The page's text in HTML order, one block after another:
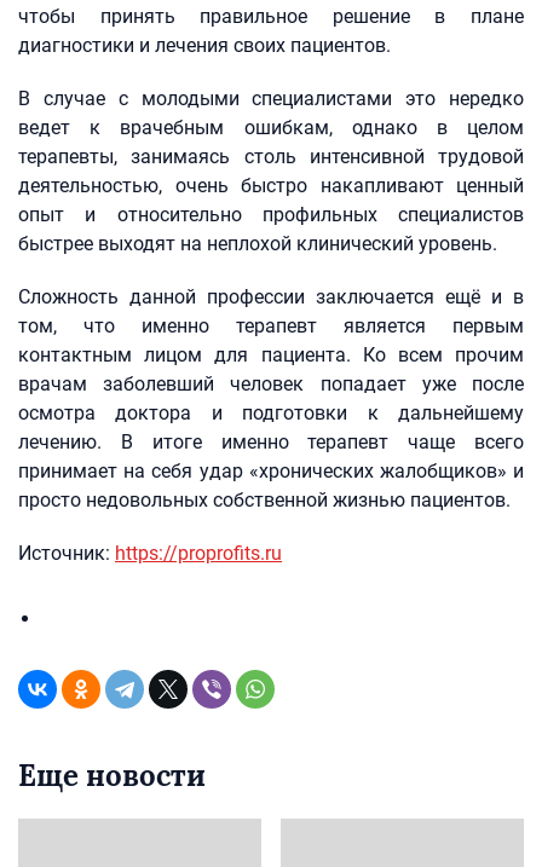
чтобы принять правильное решение в плане
диагностики и лечения своих пациентов.
В случае с молодыми специалистами это нередко
ведет к врачебным ошибкам, однако в целом
терапевты, занимаясь столь интенсивной трудовой
деятельностью, очень быстро накапливают ценный
опыт и относительно профильных специалистов
быстрее выходят на неплохой клинический уровень.
Сложность данной профессии заключается ещё и в
том, что именно терапевт является первым
контактным лицом для пациента. Ко всем прочим
врачам заболевший человек попадает уже после
осмотра доктора и подготовки к дальнейшему
лечению. В итоге именно терапевт чаще всего
принимает на себя удар «хронических жалобщиков» и
просто недовольных собственной жизнью пациентов.
Источник: https://proprofits.ru
Еще новости